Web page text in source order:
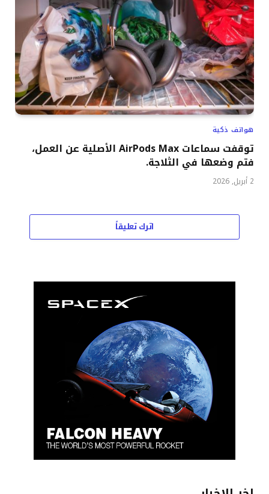
هواتف ذكية
توقفت سماعات AirPods Max الأصلية عن العمل،
فتم وضعها في الثلاجة.
2 أبريل, 2026
اترك تعليقاً